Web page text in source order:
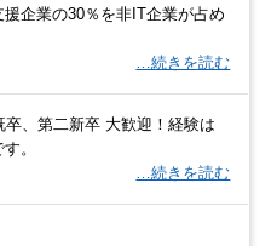
援企業の30％を非IT企業が占め
…続きを読む
卒、第二新卒 大歓迎！経験は
。
…続きを読む